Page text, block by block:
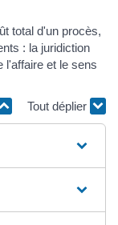
total d'un procès,
: la juridiction
l'affaire et le sens
Tout déplier